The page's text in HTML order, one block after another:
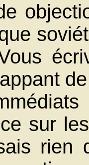
sur
rien